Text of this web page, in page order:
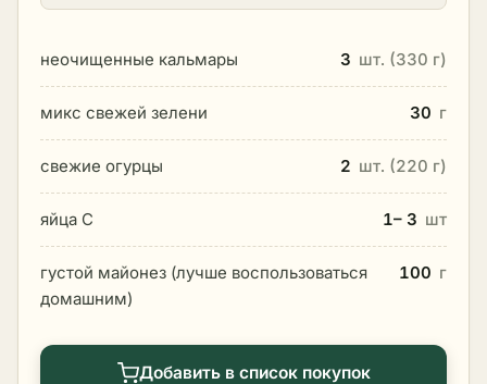
неочищенные кальмары 3 шт. (330 г)
микс свежей зелени 30 г
свежие огурцы 2 шт. (220 г)
яйца С 1– 3 шт
густой майонез (лучше воспользоваться
домашним)
100 г
Добавить в список покупок